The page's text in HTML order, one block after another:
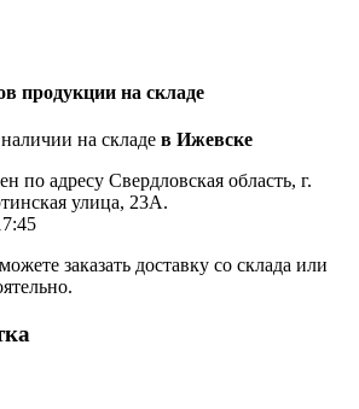
продукции на складе
на складе в Ижевске
по адресу Свердловская область, г.
улица, 23А.
заказать доставку со склада или